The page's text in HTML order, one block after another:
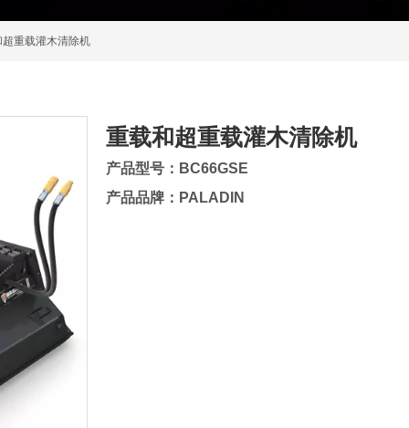
超重载灌木清除机
重载和超重载灌木清除机
产品型号：BC66GSE
产品品牌：PALADIN